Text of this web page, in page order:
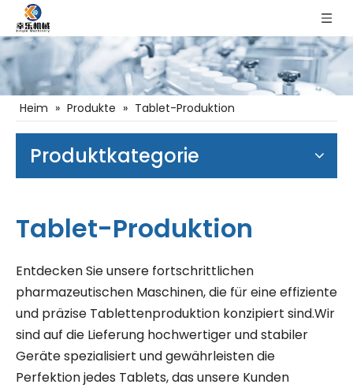
Heim » Produkte » Tablet-Produktion
Produktkategorie
Tablet-Produktion
Entdecken Sie unsere fortschrittlichen
pharmazeutischen Maschinen, die für eine effiziente
und präzise Tablettenproduktion konzipiert sind.Wir
sind auf die Lieferung hochwertiger und stabiler
Geräte spezialisiert und gewährleisten die
Perfektion jedes Tablets, das unsere Kunden